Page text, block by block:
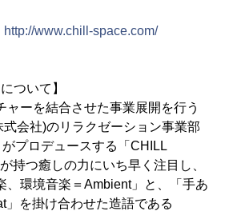
http://www.chill-space.com/
ついて】
ャーを結合させた事業展開を行う
式会社)のリラクゼーション事業部
がプロデュースする「CHILL
持つ癒しの力にいち早く注目し、
、環境音楽＝Ambient」と、「手あ
」を掛け合わせた造語である